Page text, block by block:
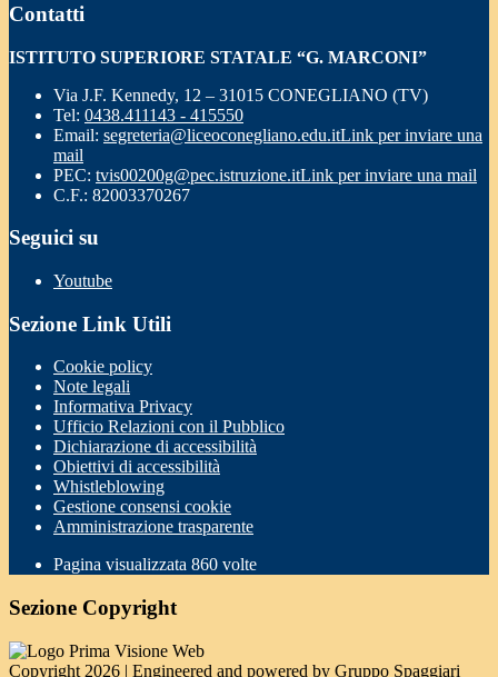
Contatti
ISTITUTO SUPERIORE STATALE “G. MARCONI”
Via J.F. Kennedy, 12 – 31015 CONEGLIANO (TV)
Tel: 0438.411143 - 415550
Email: segreteria@liceoconegliano.edu.itLink per inviare una
mail
PEC: tvis00200g@pec.istruzione.itLink per inviare una mail
C.F.: 82003370267
Seguici su
Youtube
Sezione Link Utili
Cookie policy
Note legali
Informativa Privacy
Ufficio Relazioni con il Pubblico
Dichiarazione di accessibilità
Obiettivi di accessibilità
Whistleblowing
Gestione consensi cookie
Amministrazione trasparente
Pagina visualizzata 860 volte
Sezione Copyright
Copyright 2026 | Engineered and powered by Gruppo Spaggiari